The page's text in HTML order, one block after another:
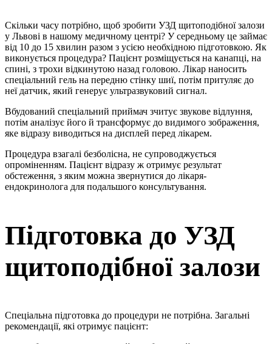
Скільки часу потрібно, щоб зробити УЗД щитоподібної залози
у Львові в нашому медичному центрі? У середньому це займає
від 10 до 15 хвилин разом з усією необхідною підготовкою. Як
виконується процедура? Пацієнт розміщується на канапці, на
спині, з трохи відкинутою назад головою. Лікар наносить
спеціальний гель на передню стінку шиї, потім притуляє до
неї датчик, який генерує ультразвуковий сигнал.
Вбудований спеціальний приймач зчитує звукове відлуння,
потім аналізує його й трансформує до видимого зображення,
яке відразу виводиться на дисплей перед лікарем.
Процедура взагалі безболісна, не супроводжується
опроміненням. Пацієнт відразу ж отримує результат
обстеження, з яким можна звернутися до лікаря-
ендокринолога для подальшого консультування.
Підготовка до УЗД
щитоподібної залози
Спеціальна підготовка до процедури не потрібна. Загальні
рекомендації, які отримує пацієнт: